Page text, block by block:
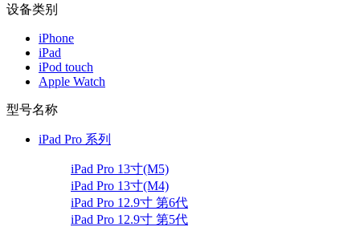
设备类别
iPhone
iPad
iPod touch
Apple Watch
型号名称
iPad Pro 系列
iPad Pro 13寸(M5)
iPad Pro 13寸(M4)
iPad Pro 12.9寸 第6代
iPad Pro 12.9寸 第5代